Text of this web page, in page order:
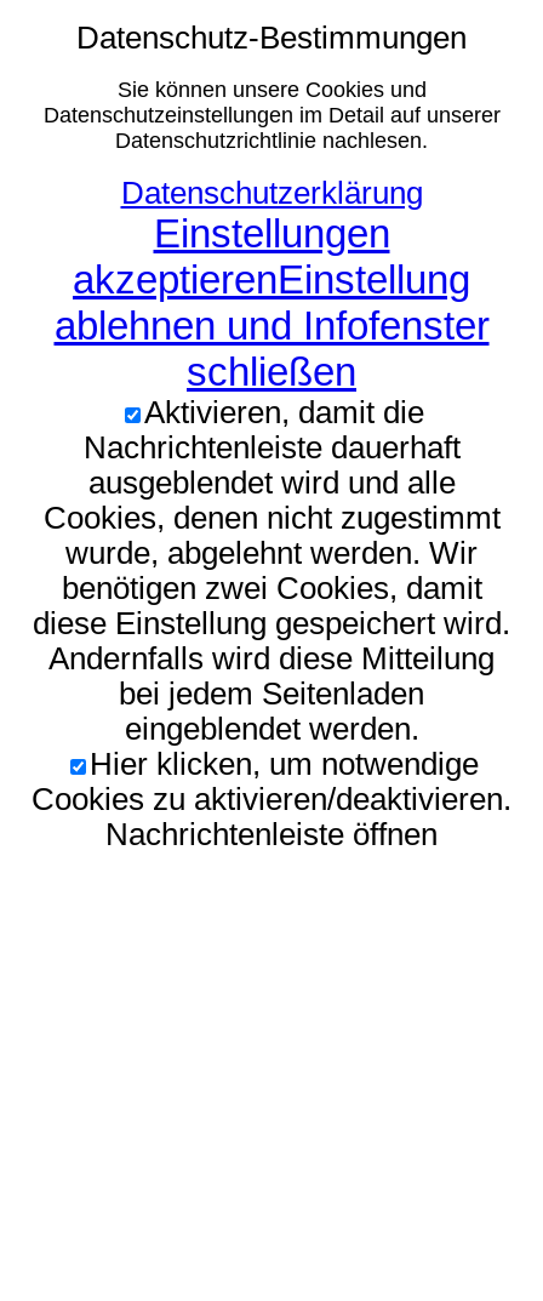
Datenschutz-Bestimmungen
Sie können unsere Cookies und
Datenschutzeinstellungen im Detail auf unserer
Datenschutzrichtlinie nachlesen.
Datenschutzerklärung
Einstellungen
akzeptierenEinstellung
ablehnen und Infofenster
schließen
Aktivieren, damit die
Nachrichtenleiste dauerhaft
ausgeblendet wird und alle
Cookies, denen nicht zugestimmt
wurde, abgelehnt werden. Wir
benötigen zwei Cookies, damit
diese Einstellung gespeichert wird.
Andernfalls wird diese Mitteilung
bei jedem Seitenladen
eingeblendet werden.
Hier klicken, um notwendige
Cookies zu aktivieren/deaktivieren.
Nachrichtenleiste öffnen